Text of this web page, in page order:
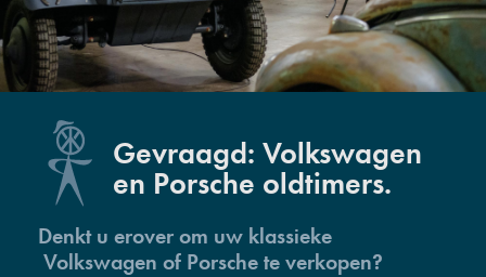
Gevraagd: Volkswagen
en Porsche oldtimers.
Denkt u erover om uw klassieke
Volkswagen of Porsche te verkopen?